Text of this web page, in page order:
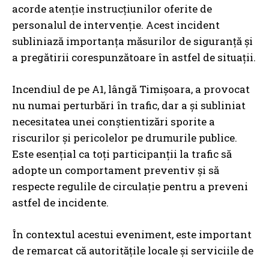
acorde atenție instrucțiunilor oferite de
personalul de intervenție. Acest incident
subliniază importanța măsurilor de siguranță și
a pregătirii corespunzătoare în astfel de situații.
Incendiul de pe A1, lângă Timișoara, a provocat
nu numai perturbări în trafic, dar a și subliniat
necesitatea unei conștientizări sporite a
riscurilor și pericolelor pe drumurile publice.
Este esențial ca toți participanții la trafic să
adopte un comportament preventiv și să
respecte regulile de circulație pentru a preveni
astfel de incidente.
În contextul acestui eveniment, este important
de remarcat că autoritățile locale și serviciile de